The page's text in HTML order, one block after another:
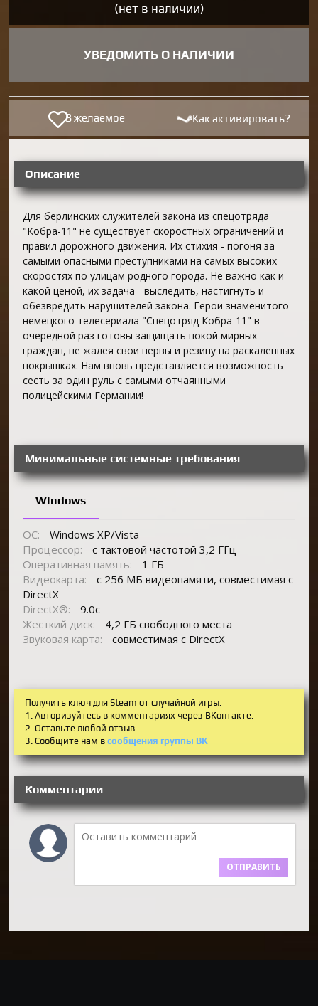
(нет в наличии)
УВЕДОМИТЬ О НАЛИЧИИ
В желаемое Как активировать?
Описание
Для берлинских служителей закона из спецотряда
"Кобра-11" не существует скоростных ограничений и
правил дорожного движения. Их стихия - погоня за
самыми опасными преступниками на самых высоких
скоростях по улицам родного города. Не важно как и
какой ценой, их задача - выследить, настигнуть и
обезвредить нарушителей закона. Герои знаменитого
немецкого телесериала "Спецотряд Кобра-11" в
очередной раз готовы защищать покой мирных
граждан, не жалея свои нервы и резину на раскаленных
покрышках. Нам вновь представляется возможность
сесть за один руль с самыми отчаянными
полицейскими Германии!
Минимальные системные требования
Windows
ОС:
Windows XP/Vista
Процессор:
с тактовой частотой 3,2 ГГц
Оперативная память:
1 ГБ
Видеокарта:
с 256 МБ видеопамяти, совместимая с
DirectX
DirectX®:
9.0c
Жесткий диск:
4,2 ГБ свободного места
Звуковая карта:
совместимая с DirectX
Получить ключ для Steam от случайной игры:
1. Авторизуйтесь в комментариях через ВКонтакте.
2. Оставьте любой отзыв.
3. Сообщите нам в сообщения группы ВК
Комментарии
ОТПРАВИТЬ